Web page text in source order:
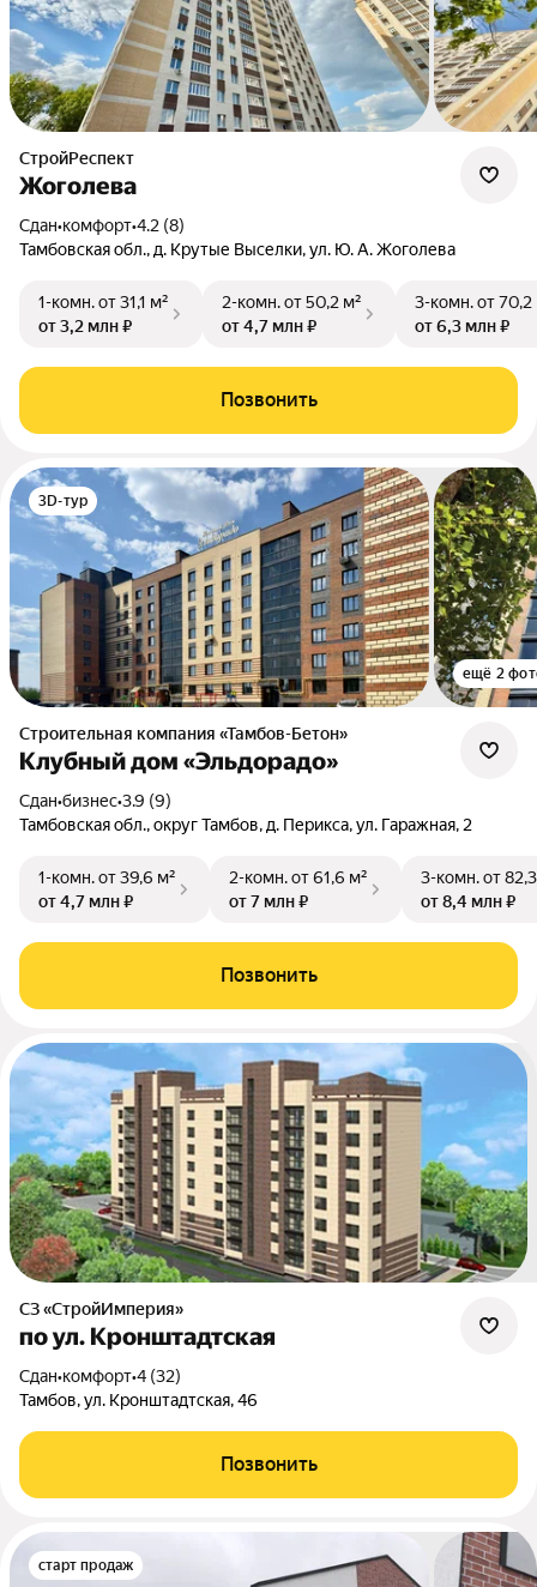
СтройРеспект
Жоголева
Сдан•комфорт•4.2 (8)
Тамбовская обл., д. Крутые Выселки, ул. Ю. А. Жоголева
1-комн.от 31,1 м²
от 3,2 млн ₽
2-комн.от 50,2 м²
от 4,7 млн ₽
3-комн.от 70,2
от 6,3 млн ₽
Позвонить
3D-тур
ещё 2
Строительная компания «Тамбов-Бетон»
Клубный дом «Эльдорадо»
Сдан•бизнес•3.9 (9)
Тамбовская обл., округ Тамбов, д. Перикса, ул. Гаражная, 2
1-комн.от 39,6 м²
от 4,7 млн ₽
2-комн.от 61,6 м²
от 7 млн ₽
3-комн.от
от 8,4 млн ₽
Позвонить
СЗ «СтройИмперия»
по ул. Кронштадтская
Сдан•комфорт•4 (32)
Тамбов, ул. Кронштадтская, 46
Позвонить
старт продаж